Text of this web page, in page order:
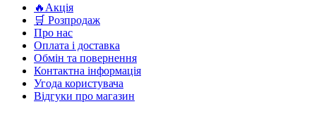
🔥Акція
🛒 Розпродаж
Про нас
Оплата і доставка
Обмін та повернення
Контактна інформація
Угода користувача
Відгуки про магазин